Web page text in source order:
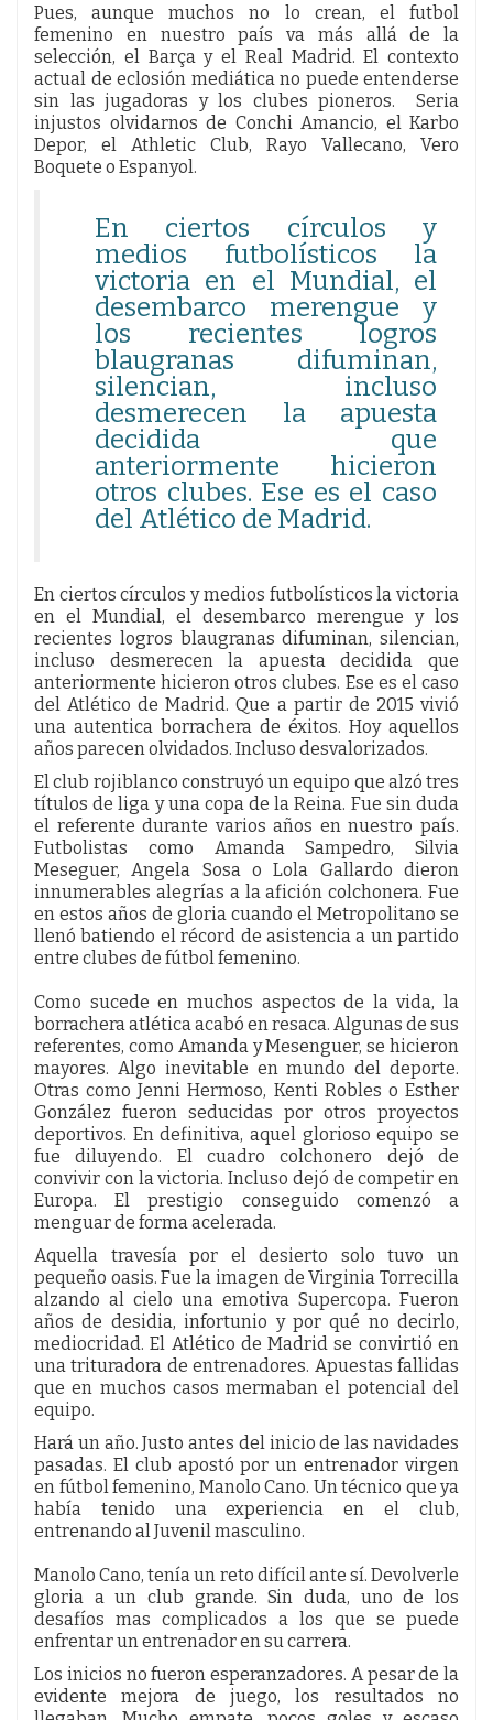
Pues, aunque muchos no lo crean, el futbol
femenino en nuestro país va más allá de la
selección, el Barça y el Real Madrid. El contexto
actual de eclosión mediática no puede entenderse
sin las jugadoras y los clubes pioneros. Seria
injustos olvidarnos de Conchi Amancio, el Karbo
Depor, el Athletic Club, Rayo Vallecano, Vero
Boquete o Espanyol.
En ciertos círculos y
medios futbolísticos la
victoria en el Mundial, el
desembarco merengue y
los recientes logros
blaugranas difuminan,
silencian, incluso
desmerecen la apuesta
decidida que
anteriormente hicieron
otros clubes. Ese es el caso
del Atlético de Madrid.
En ciertos círculos y medios futbolísticos la victoria
en el Mundial, el desembarco merengue y los
recientes logros blaugranas difuminan, silencian,
incluso desmerecen la apuesta decidida que
anteriormente hicieron otros clubes. Ese es el caso
del Atlético de Madrid. Que a partir de 2015 vivió
una autentica borrachera de éxitos. Hoy aquellos
años parecen olvidados. Incluso desvalorizados.
El club rojiblanco construyó un equipo que alzó tres
títulos de liga y una copa de la Reina. Fue sin duda
el referente durante varios años en nuestro país.
Futbolistas como Amanda Sampedro, Silvia
Meseguer, Angela Sosa o Lola Gallardo dieron
innumerables alegrías a la afición colchonera. Fue
en estos años de gloria cuando el Metropolitano se
llenó batiendo el récord de asistencia a un partido
entre clubes de fútbol femenino.
Como sucede en muchos aspectos de la vida, la
borrachera atlética acabó en resaca. Algunas de sus
referentes, como Amanda y Mesenguer, se hicieron
mayores. Algo inevitable en mundo del deporte.
Otras como Jenni Hermoso, Kenti Robles o Esther
González fueron seducidas por otros proyectos
deportivos. En definitiva, aquel glorioso equipo se
fue diluyendo. El cuadro colchonero dejó de
convivir con la victoria. Incluso dejó de competir en
Europa. El prestigio conseguido comenzó a
menguar de forma acelerada.
Aquella travesía por el desierto solo tuvo un
pequeño oasis. Fue la imagen de Virginia Torrecilla
alzando al cielo una emotiva Supercopa. Fueron
años de desidia, infortunio y por qué no decirlo,
mediocridad. El Atlético de Madrid se convirtió en
una trituradora de entrenadores. Apuestas fallidas
que en muchos casos mermaban el potencial del
equipo.
Hará un año. Justo antes del inicio de las navidades
pasadas. El club apostó por un entrenador virgen
en fútbol femenino, Manolo Cano. Un técnico que ya
había tenido una experiencia en el club,
entrenando al Juvenil masculino.
Manolo Cano, tenía un reto difícil ante sí. Devolverle
gloria a un club grande. Sin duda, uno de los
desafíos mas complicados a los que se puede
enfrentar un entrenador en su carrera.
Los inicios no fueron esperanzadores. A pesar de la
evidente mejora de juego, los resultados no